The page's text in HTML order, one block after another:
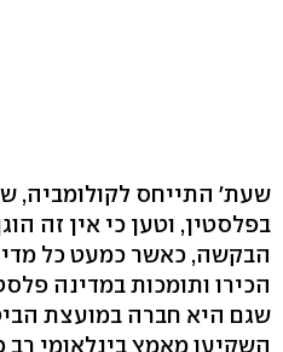
שעת' התייחס לקולומביה,
בפלסטין, וטען כי אין זה
הבקשה, כאשר כמעט כל
הכירו ותומכות במדינה
שגם היא חברה במועצת
השקיעו מאמץ בינלאומי